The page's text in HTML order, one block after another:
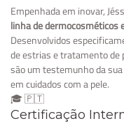
Empenhada em inovar,
linha de dermocosméticos
Desenvolvidos
de estrias e tratamento de
são um testemunho da
em cuidados com a pele.
🎓 🇵🇹
Certificação